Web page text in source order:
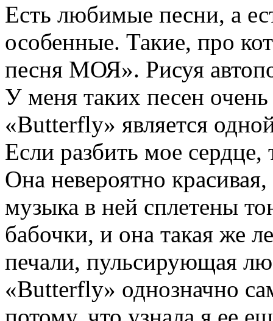
Есть любимые песни, а
особенные. Такие, про
песня МОЯ». Рисуя
У меня таких песен
«Butterfly» является
Если разбить мое сердце,
Она невероятно
музыка в ней сплетены
бабочки, и она такая же
печали, пульсирующая
«Butterfly» однозначно